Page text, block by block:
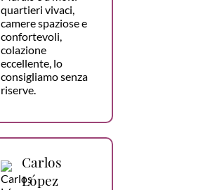
quartieri vivaci,
camere spaziose e
confortevoli,
colazione
eccellente, lo
consigliamo senza
riserve.
Carlos
López